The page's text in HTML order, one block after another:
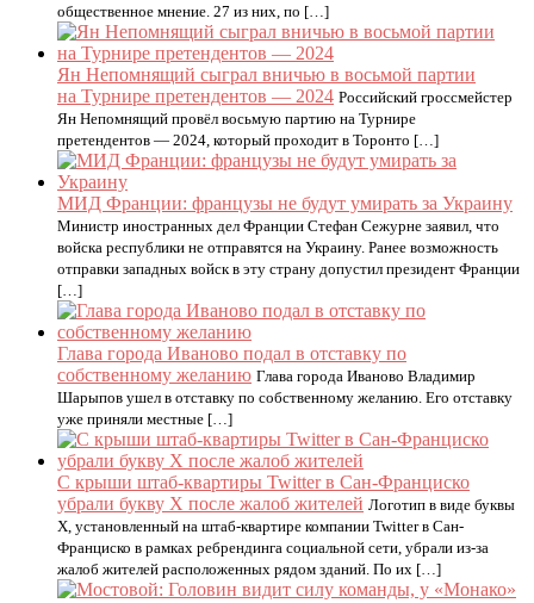
общественное мнение. 27 из них, по […]
Ян Непомнящий сыграл вничью в восьмой партии
на Турнире претендентов — 2024 Российский гроссмейстер
Ян Непомнящий провёл восьмую партию на Турнире
претендентов — 2024, который проходит в Торонто […]
МИД Франции: французы не будут умирать за Украину
Министр иностранных дел Франции Стефан Сежурне заявил, что
войска республики не отправятся на Украину. Ранее возможность
отправки западных войск в эту страну допустил президент Франции
[…]
Глава города Иваново подал в отставку по
собственному желанию Глава города Иваново Владимир
Шарыпов ушел в отставку по собственному желанию. Его отставку
уже приняли местные […]
С крыши штаб-квартиры Twitter в Сан-Франциско
убрали букву X после жалоб жителей Логотип в виде буквы
X, установленный на штаб-квартире компании Twitter в Сан-
Франциско в рамках ребрендинга социальной сети, убрали из-за
жалоб жителей расположенных рядом зданий. По их […]